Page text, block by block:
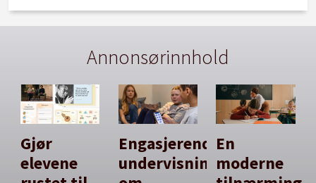
Annonsørinnhold
Gjør
elevene
Engasjerende
undervisning
En
moderne